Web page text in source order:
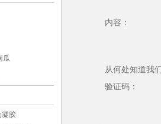
瓜
凝胶
内容：
从何处知道我
验证码：